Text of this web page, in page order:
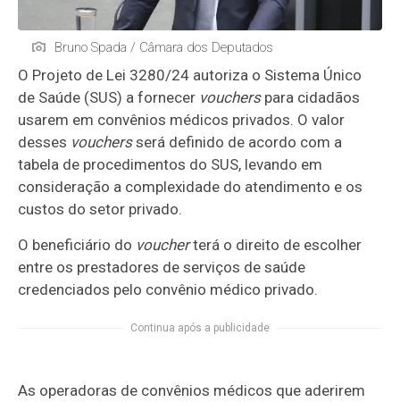
Bruno Spada / Câmara dos Deputados
O Projeto de Lei 3280/24 autoriza o Sistema Único
de Saúde (SUS) a fornecer voucherspara cidadãos
usarem em convênios médicos privados. O valor
desses vouchersserá definido de acordo com a
tabela de procedimentos do SUS, levando em
consideração a complexidade do atendimento e os
custos do setor privado.
O beneficiário do voucherterá o direito de escolher
entre os prestadores de serviços de saúde
credenciados pelo convênio médico privado.
Continua após a publicidade
As operadoras de convênios médicos que aderirem